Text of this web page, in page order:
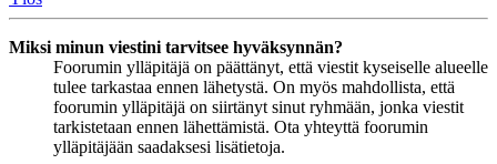
Miksi minun viestini tarvitsee hyväksynnän?
Foorumin ylläpitäjä on päättänyt, että viestit kyseiselle alueelle
tulee tarkastaa ennen lähetystä. On myös mahdollista, että
foorumin ylläpitäjä on siirtänyt sinut ryhmään, jonka viestit
tarkistetaan ennen lähettämistä. Ota yhteyttä foorumin
ylläpitäjään saadaksesi lisätietoja.